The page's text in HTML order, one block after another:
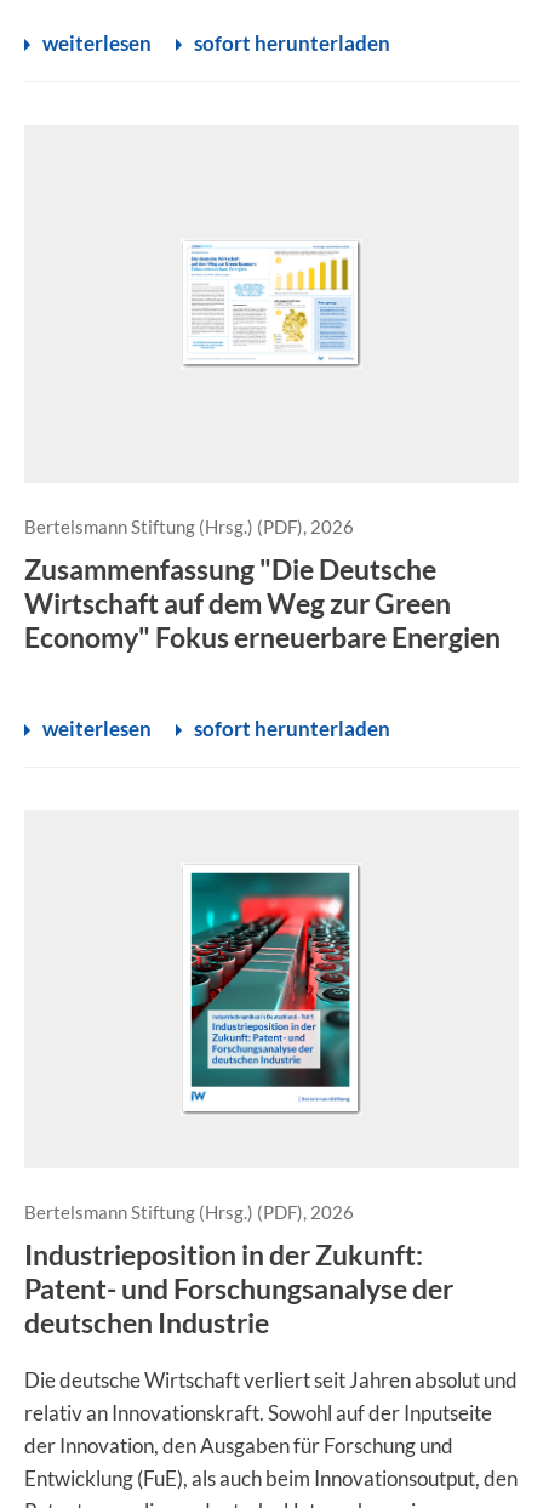
weiterlesen sofort herunterladen
Bertelsmann Stiftung (Hrsg.) (PDF), 2026
Zusammenfassung "Die Deutsche
Wirtschaft auf dem Weg zur Green
Economy" Fokus erneuerbare Energien
weiterlesen sofort herunterladen
Bertelsmann Stiftung (Hrsg.) (PDF), 2026
Industrieposition in der Zukunft:
Patent- und Forschungsanalyse der
deutschen Industrie
Die deutsche Wirtschaft verliert seit Jahren absolut und
relativ an Innovationskraft. Sowohl auf der Inputseite
der Innovation, den Ausgaben für Forschung und
Entwicklung (FuE), als auch beim Innovationsoutput, den